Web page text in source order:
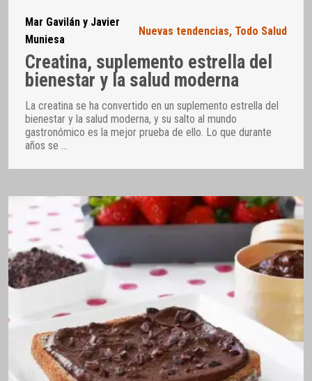
Mar Gavilán y Javier
Muniesa
Nuevas tendencias, Todo Salud
Creatina, suplemento estrella del
bienestar y la salud moderna
La creatina se ha convertido en un suplemento estrella del
bienestar y la salud moderna, y su salto al mundo
gastronómico es la mejor prueba de ello. Lo que durante
años se …